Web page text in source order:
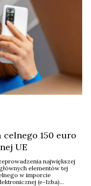
150 euro
UE
największej
elementów tej
w imporcie
(e-Izba)